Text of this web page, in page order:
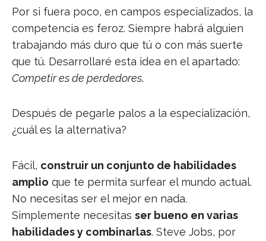
Por si fuera poco, en campos especializados, la
competencia es feroz. Siempre habrá alguien
trabajando más duro que tú o con más suerte
que tú. Desarrollaré esta idea en el apartado:
Competir es de perdedores.
Después de pegarle palos a la especialización,
¿cuál es la alternativa?
Fácil, construir un conjunto de habilidades
amplio que te permita surfear el mundo actual.
No necesitas ser el mejor en nada.
Simplemente necesitas ser bueno en varias
habilidades y combinarlas. Steve Jobs, por